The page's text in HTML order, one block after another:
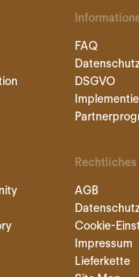
FAQ
DSGVO
Rechtliches
AGB
Cookie-
Impressum
Lieferkette